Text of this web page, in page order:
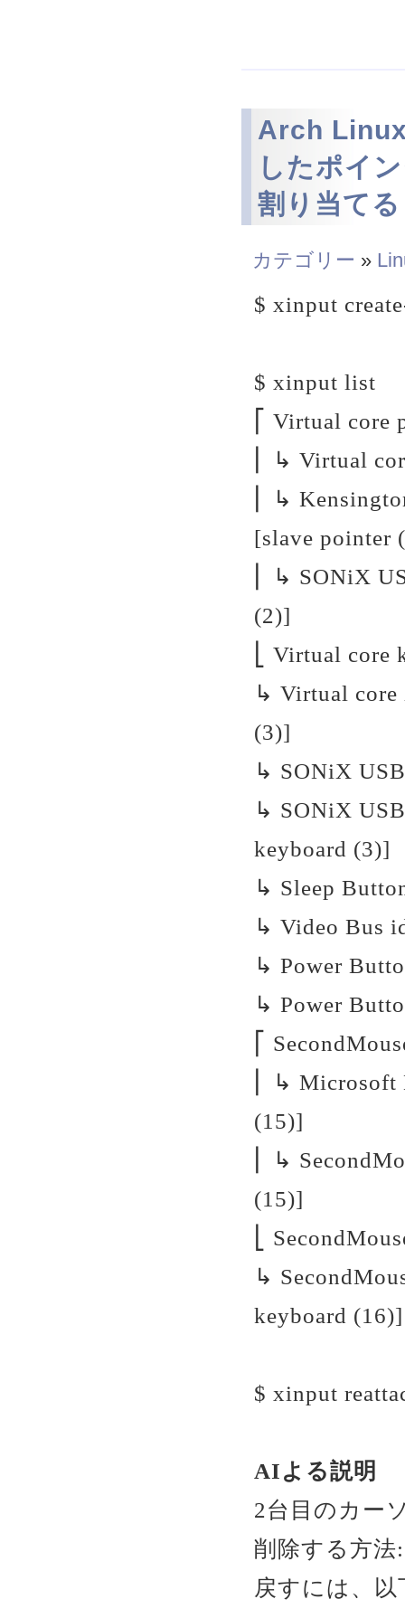
Arch
したポイ
割り当てる
カテゴリー »
$ xinput
$ xinput list
⎡ Virtual
⎜ ↳ Virtual
⎜ ↳
[slave pointer
⎜ ↳ SONiX
(2)]
⎣ Virtual
↳ Virtual core
(3)]
↳ SONiX
↳ SONiX
keyboard (3)]
↳ Sleep
↳ Video Bus
↳ Power
↳ Power
⎡
⎜ ↳
(15)]
⎜ ↳
(15)]
⎣
↳
keyboard (16)]
$ xinput
AIよる説明
2台目のカー
削除する方
戻すには、